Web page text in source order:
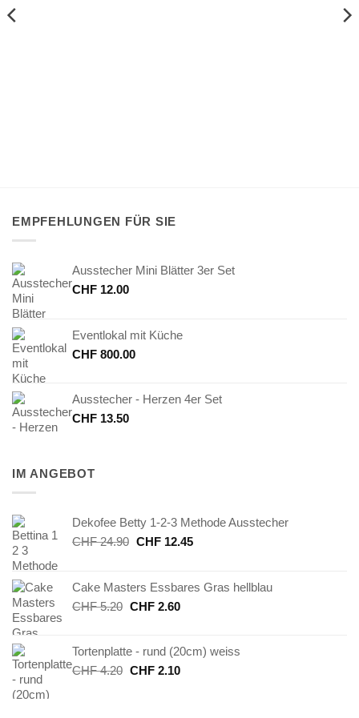
EMPFEHLUNGEN FÜR SIE
Ausstecher Mini Blätter 3er Set
CHF 12.00
Eventlokal mit Küche
CHF 800.00
Ausstecher - Herzen 4er Set
CHF 13.50
IM ANGEBOT
Dekofee Betty 1-2-3 Methode Ausstecher
CHF24.90 Ursprünglicher
CHF 24.90
CHF12.45Aktueller
CHF 12.45.
Cake Masters Essbares Gras hellblau
CHF5.20 Ursprünglicher
CHF 5.20
CHF2.60Aktueller
CHF 2.60.
Tortenplatte - rund (20cm) weiss
CHF4.20 Ursprünglicher
CHF2.10Aktueller